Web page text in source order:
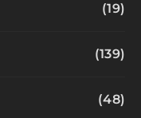
(19)
(139)
(48)